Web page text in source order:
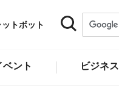
トボット
ント ビジネス